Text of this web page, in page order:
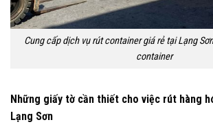
Cung cấp dịch vụ rút container giá rẻ tại Lạng
container
Những giấy tờ cần thiết cho việc rút hàng
Lạng Sơn